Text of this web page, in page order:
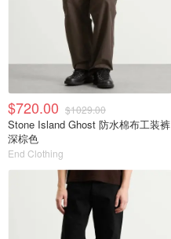
$720.00 $1029.00
Stone Island Ghost 防水棉布工装裤
深棕色
End Clothing